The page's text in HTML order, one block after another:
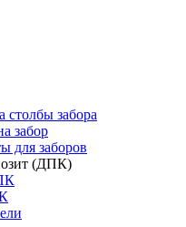
забора
забор
для заборов
(ДПК)